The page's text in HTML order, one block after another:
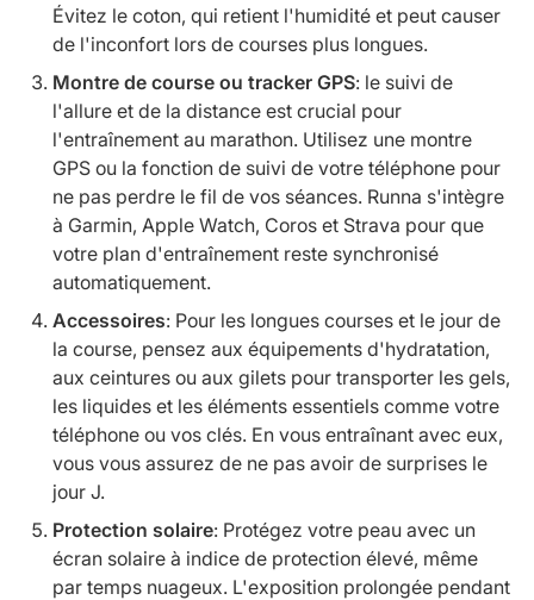
Évitez le coton, qui retient l'humidité et peut causer
de l'inconfort lors de courses plus longues.
Montre de course ou tracker GPS: le suivi de
l'allure et de la distance est crucial pour
l'entraînement au marathon. Utilisez une montre
GPS ou la fonction de suivi de votre téléphone pour
ne pas perdre le fil de vos séances. Runna s'intègre
à Garmin, Apple Watch, Coros et Strava pour que
votre plan d'entraînement reste synchronisé
automatiquement.
Accessoires: Pour les longues courses et le jour de
la course, pensez aux équipements d'hydratation,
aux ceintures ou aux gilets pour transporter les gels,
les liquides et les éléments essentiels comme votre
téléphone ou vos clés. En vous entraînant avec eux,
vous vous assurez de ne pas avoir de surprises le
jour J.
Protection solaire: Protégez votre peau avec un
écran solaire à indice de protection élevé, même
par temps nuageux. L'exposition prolongée pendant